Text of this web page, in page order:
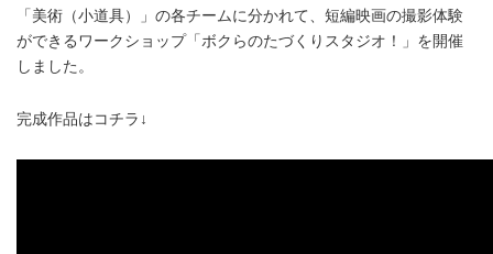
「美術（小道具）」の各チームに分かれて、短編映画の撮影体験
ができるワークショップ「ボクらのたづくりスタジオ！」を開催
しました。
完成作品はコチラ↓